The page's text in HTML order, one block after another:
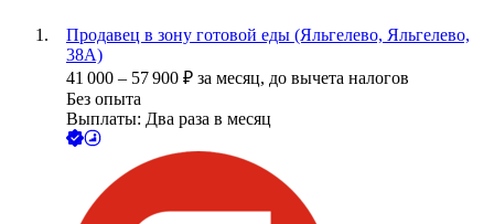
Продавец в зону готовой еды (Яльгелево, Яльгелево,
38А)
41 000 – 57 900 ₽ за месяц, до вычета налогов
Без опыта
Выплаты: Два раза в месяц